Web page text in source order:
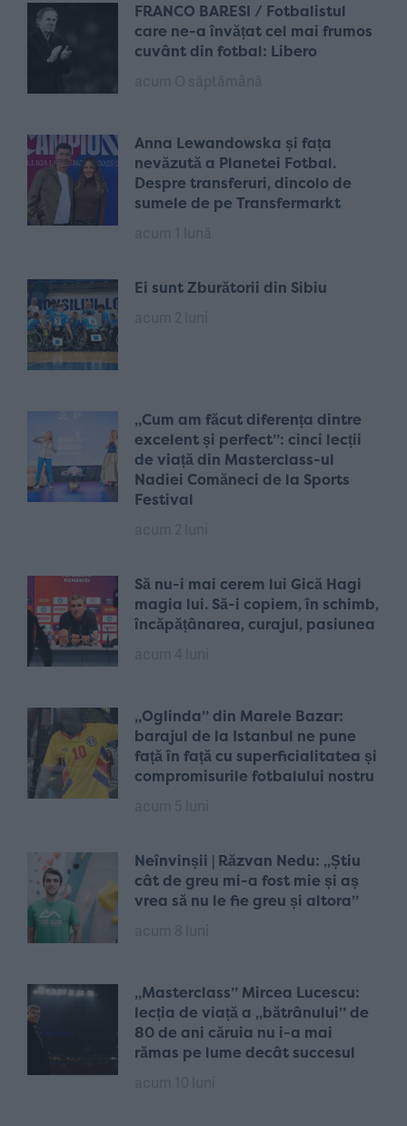
FRANCO BARESI / Fotbalistul
care ne-a învățat cel mai frumos
cuvânt din fotbal: Libero
Anna Lewandowska și fața
nevăzută a Planetei Fotbal.
Despre transferuri, dincolo de
sumele de pe Transfermarkt
Ei sunt Zburătorii din Sibiu
„Cum am făcut diferența dintre
excelent și perfect”: cinci lecții
de viață din Masterclass-ul
Nadiei Comăneci de la Sports
Festival
Să nu-i mai cerem lui Gică Hagi
magia lui. Să-i copiem, în schimb,
încăpățânarea, curajul, pasiunea
„Oglinda” din Marele Bazar:
barajul de la Istanbul ne pune
față în față cu superficialitatea și
compromisurile fotbalului nostru
Neînvinșii | Răzvan Nedu: „Știu
cât de greu mi-a fost mie și aș
vrea să nu le fie greu și altora”
„Masterclass” Mircea Lucescu:
lecția de viață a „bătrânului” de
80 de ani căruia nu i-a mai
rămas pe lume decât succesul